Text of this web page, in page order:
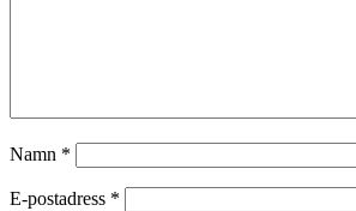
Namn *
E-postadress *